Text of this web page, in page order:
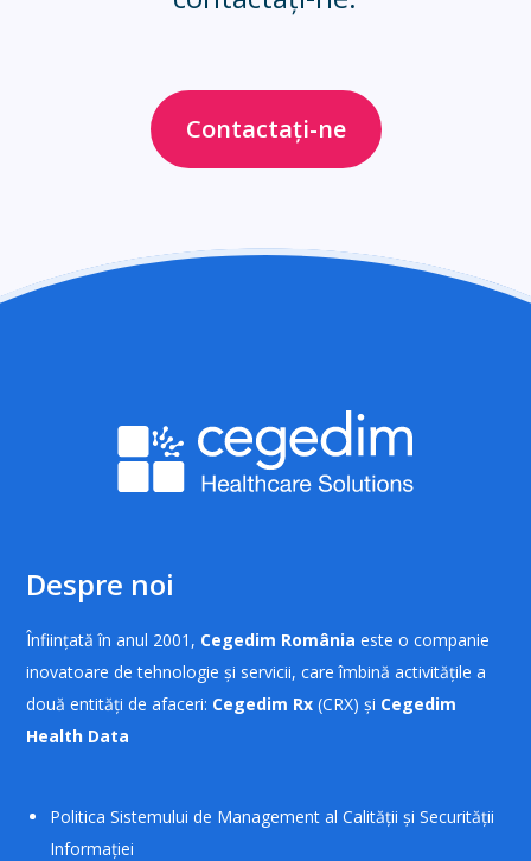
Contactați-ne
Despre noi
Înființată în anul 2001, Cegedim România este o companie
inovatoare de tehnologie și servicii, care îmbină activitățile a
două entități de afaceri: Cegedim Rx (CRX) și Cegedim
Health Data
Politica Sistemului de Management al Calității și Securității
Informației